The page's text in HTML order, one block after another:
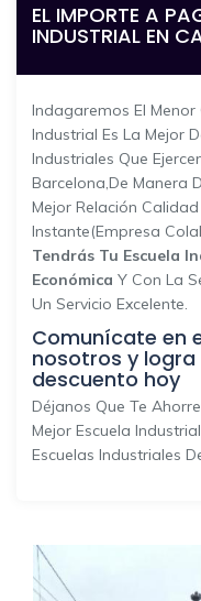
EL IMPORTE A
INDUSTRIAL EN
Indagaremos El Menor
Industrial Es La Mejor
Industriales Que
Barcelona,de Manera
Mejor Relación
Instante(empresa
Tendrás Tu Escuela
Económica Y Con La
Un Servicio Excelente.
Comunícate en
nosotros y logra
descuento hoy
Déjanos Que Te
Mejor Escuela
Escuelas Industriales